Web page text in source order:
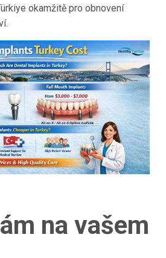
okamžitě pro obnovení
na vašem